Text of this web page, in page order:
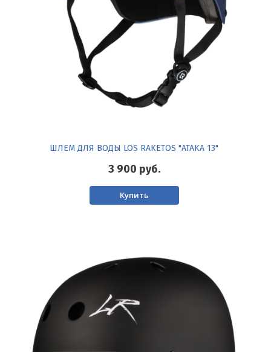
ШЛЕМ ДЛЯ ВОДЫ LOS RAKETOS "ATAKA 13"
3 900 руб.
Купить